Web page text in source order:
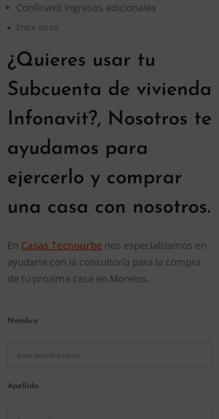
Confinavit ingresos adicionales
Entre otros.
¿Quieres usar tu
Subcuenta de vivienda
Infonavit?, Nosotros te
ayudamos para
ejercerlo y comprar
una casa con nosotros.
En Casas Tecnourbe nos especializamos en
ayudarte con la consultoría para la compra
de tu próxima casa en Morelos.
Nombre
Apellido